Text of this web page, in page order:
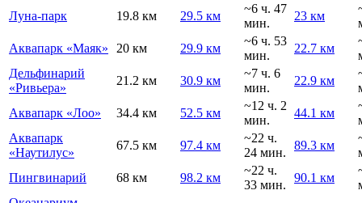
Луна-парк
19.8 км 29.5 км
~6 ч. 47
мин.
23 км
Аквапарк «Маяк»
20 км 29.9 км
~6 ч. 53
мин.
22.7 км
Дельфинарий
«Ривьера»
21.2 км 30.9 км
~7 ч. 6
мин.
22.9 км
Аквапарк «Лоо»
34.4 км 52.5 км
~12 ч. 2
мин.
44.1 км
Аквапарк
«Наутилус»
67.5 км 97.4 км
~22 ч.
24 мин.
89.3 км
Пингвинарий
68 км 98.2 км
~22 ч.
33 мин.
90.1 км